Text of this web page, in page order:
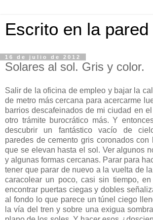
Escrito en la pared
16 de julio de 2012
Solares al sol. Gris y color.
Salir de la oficina de empleo y bajar la
de metro más cercana para acercarme
barrios descafeinados de mi ciudad en
otro trámite burocrático más. Y
descubrir un fantástico vacío de
paredes de cemento gris coronados con
que se elevan hasta el sol. Ver algunos
y algunas formas cercanas. Parar para
tener que parar de nuevo a la vuelta de
caracolear un poco, casi sin tiempo,
encontrar puertas ciegas y dobles
al fondo lo que parece un túnel ciego
la vía del tren y sobre una exigua